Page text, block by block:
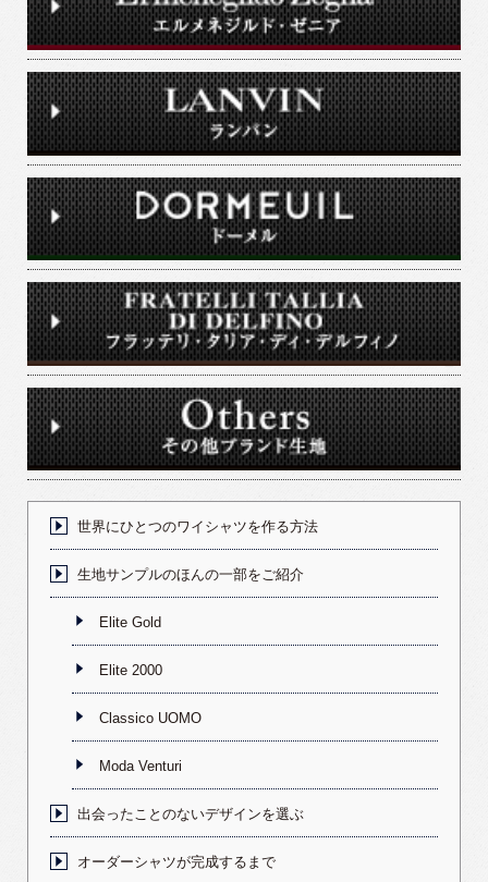
世界にひとつのワイシャツを作る方法
生地サンプルのほんの一部をご紹介
Elite Gold
Elite 2000
Classico UOMO
Moda Venturi
出会ったことのないデザインを選ぶ
オーダーシャツが完成するまで